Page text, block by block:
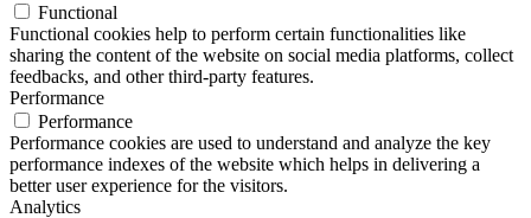
Functional
Functional cookies help to perform certain functionalities like
sharing the content of the website on social media platforms, collect
feedbacks, and other third-party features.
Performance
Performance
Performance cookies are used to understand and analyze the key
performance indexes of the website which helps in delivering a
better user experience for the visitors.
Analytics